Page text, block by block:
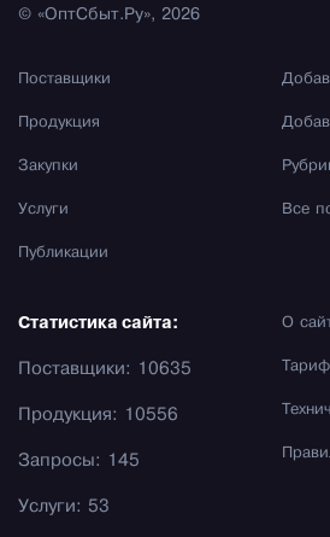
© «ОптСбыт.Ру», 2026
Поставщики
Продукция
Закупки
Услуги
Публикации
Все
О
Статистика сайта:
Поставщики: 10635
Продукция: 10556
Запросы: 145
Услуги: 53